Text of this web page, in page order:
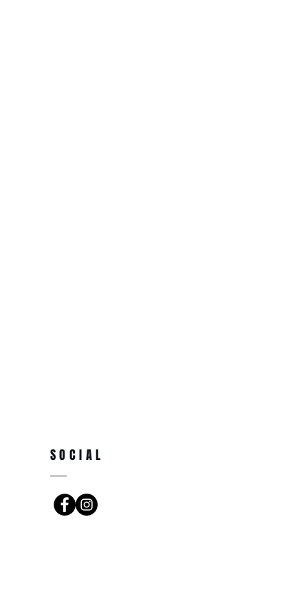
SOCIAL